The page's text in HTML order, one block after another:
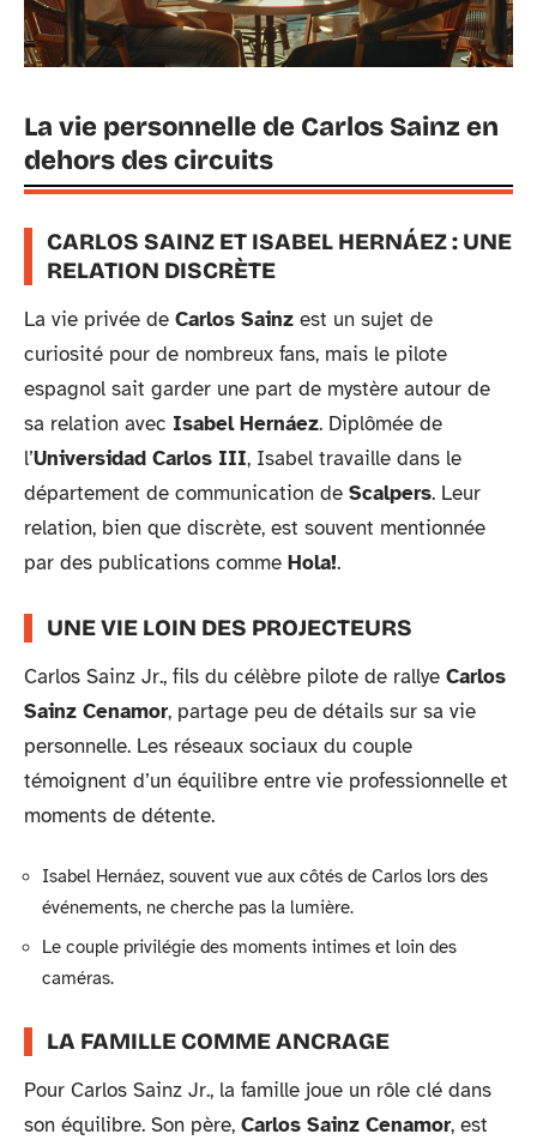
La vie personnelle de Carlos Sainz en
dehors des circuits
CARLOS SAINZ ET ISABEL HERNÁEZ : UNE
RELATION DISCRÈTE
La vie privée de Carlos Sainz est un sujet de
curiosité pour de nombreux fans, mais le pilote
espagnol sait garder une part de mystère autour de
sa relation avec Isabel Hernáez. Diplômée de
l’Universidad Carlos III, Isabel travaille dans le
département de communication de Scalpers. Leur
relation, bien que discrète, est souvent mentionnée
par des publications comme Hola!.
UNE VIE LOIN DES PROJECTEURS
Carlos Sainz Jr., fils du célèbre pilote de rallye Carlos
Sainz Cenamor, partage peu de détails sur sa vie
personnelle. Les réseaux sociaux du couple
témoignent d’un équilibre entre vie professionnelle et
moments de détente.
Isabel Hernáez, souvent vue aux côtés de Carlos lors des
événements, ne cherche pas la lumière.
Le couple privilégie des moments intimes et loin des
caméras.
LA FAMILLE COMME ANCRAGE
Pour Carlos Sainz Jr., la famille joue un rôle clé dans
son équilibre. Son père, Carlos Sainz Cenamor, est